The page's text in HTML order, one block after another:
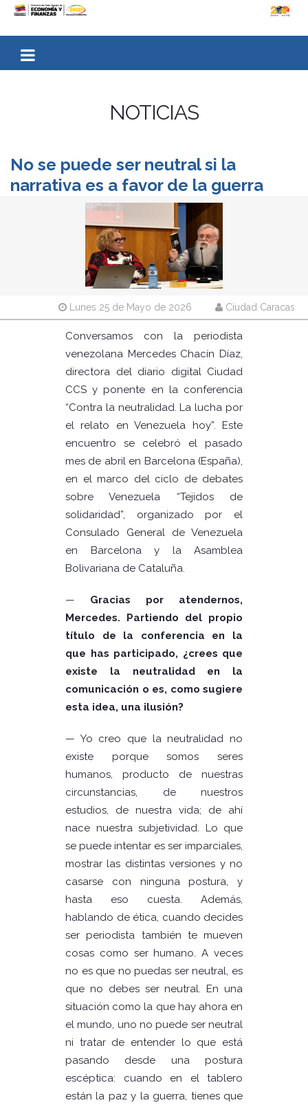
NOTICIAS
No se puede ser neutral si la
narrativa es a favor de la guerra
Lunes 25 de Mayo de 2026 Ciudad Caracas
Conversamos con la periodista
venezolana Mercedes Chacín Díaz,
directora del diario digital Ciudad
CCS y ponente en la conferencia
“Contra la neutralidad. La lucha por
el relato en Venezuela hoy”. Este
encuentro se celebró el pasado
mes de abril en Barcelona (España),
en el marco del ciclo de debates
sobre Venezuela “Tejidos de
solidaridad”, organizado por el
Consulado General de Venezuela
en Barcelona y la Asamblea
Bolivariana de Cataluña.
— Gracias por atendernos,
Mercedes. Partiendo del propio
título de la conferencia en la
que has participado, ¿crees que
existe la neutralidad en la
comunicación o es, como sugiere
esta idea, una ilusión?
— Yo creo que la neutralidad no
existe porque somos seres
humanos, producto de nuestras
circunstancias, de nuestros
estudios, de nuestra vida; de ahí
nace nuestra subjetividad. Lo que
se puede intentar es ser imparciales,
mostrar las distintas versiones y no
casarse con ninguna postura, y
hasta eso cuesta. Además,
hablando de ética, cuando decides
ser periodista también te mueven
cosas como ser humano. A veces
no es que no puedas ser neutral, es
que no debes ser neutral. En una
situación como la que hay ahora en
el mundo, uno no puede ser neutral
ni tratar de entender lo que está
pasando desde una postura
escéptica: cuando en el tablero
están la paz y la guerra, tienes que